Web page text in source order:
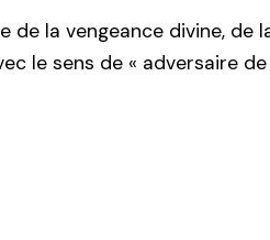
la vengeance divine, de
le sens de « adversaire